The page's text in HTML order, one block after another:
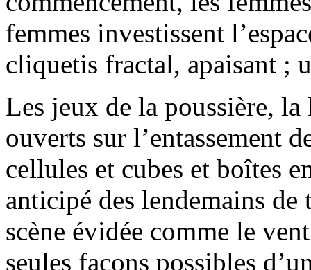
femmes investissent
cliquetis fractal, apaisant ;
Les jeux de la poussière,
ouverts sur l’entassement
cellules et cubes et boîtes
anticipé des lendemains
scène évidée comme le
seules façons possibles